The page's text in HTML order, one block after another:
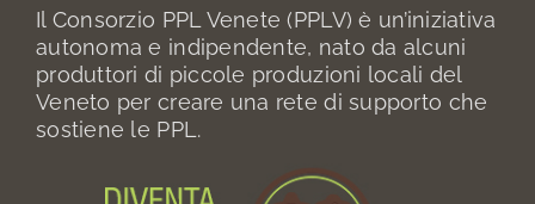
Il Consorzio PPL Venete (PPLV) è un’iniziativa
autonoma e indipendente, nato da alcuni
produttori di piccole produzioni locali del
Veneto per creare una rete di supporto che
sostiene le PPL.